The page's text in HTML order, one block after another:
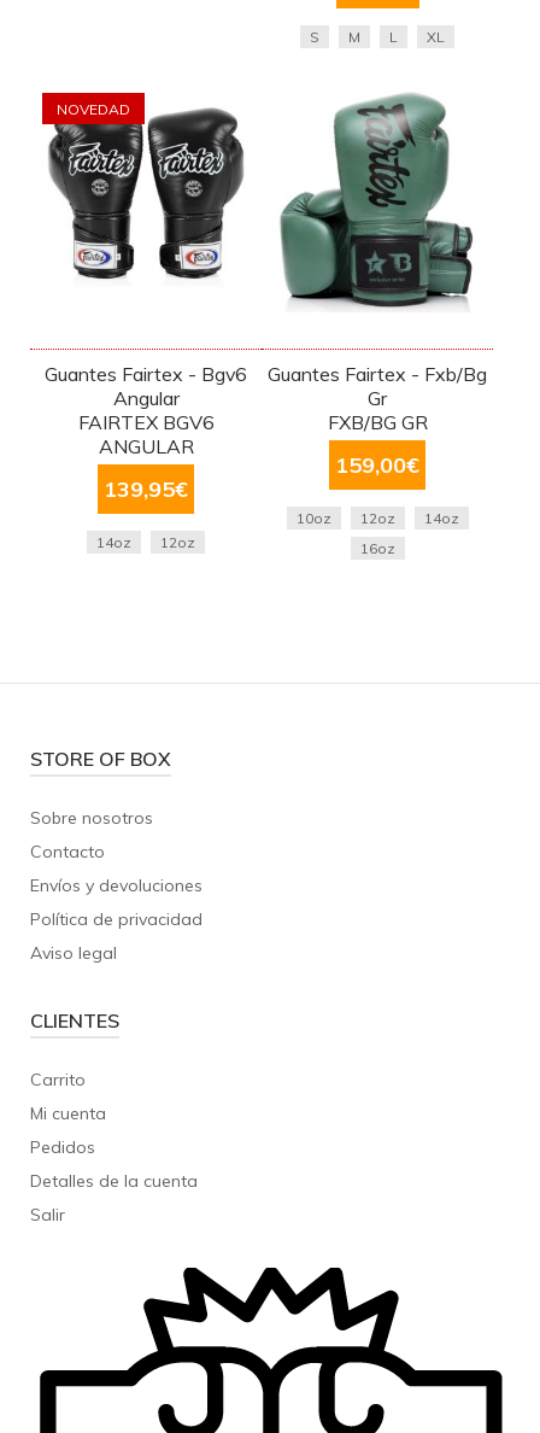
S M L XL
NOVEDAD
Guantes Fairtex - Bgv6
Angular
FAIRTEX BGV6
ANGULAR
139,95€
14oz 12oz
Guantes Fairtex - Fxb/Bg
Gr
FXB/BG GR
159,00€
10oz 12oz
14oz
16oz
STORE OF BOX
Sobre nosotros
Contacto
Envíos y devoluciones
Política de privacidad
Aviso legal
CLIENTES
Carrito
Mi cuenta
Pedidos
Detalles de la cuenta
Salir